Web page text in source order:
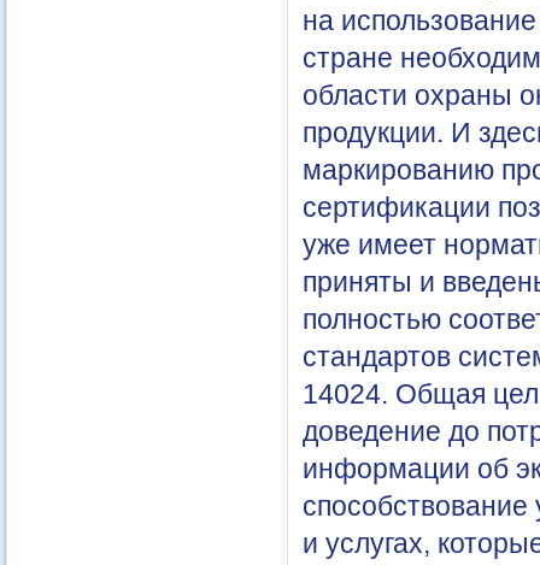
на
стране
области охраны
продукции. И
маркированию
сертификации
уже имеет
приняты и
полностью
стандартов
14024. Общая
доведение до
информации об
способствование
и услугах,